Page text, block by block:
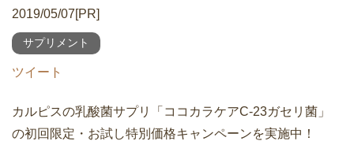
2019/05/07[PR]
サプリメント
ツイート
カルピスの乳酸菌サプリ「ココカラケアC-23ガセリ菌」
の初回限定・お試し特別価格キャンペーンを実施中！